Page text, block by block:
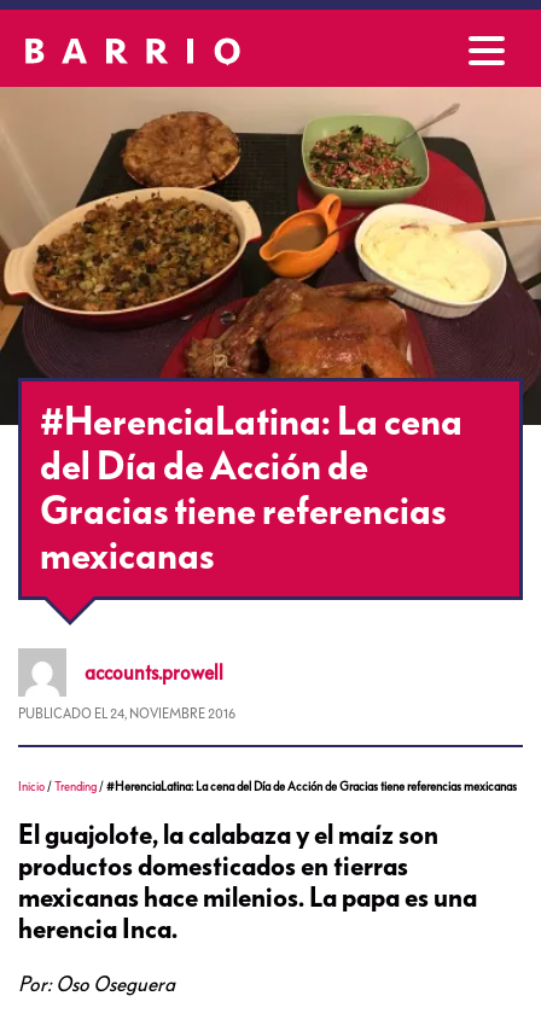
#HerenciaLatina: La cena
del Día de Acción de
Gracias tiene referencias
mexicanas
accounts.prowell
PUBLICADO EL 24, NOVIEMBRE 2016
Inicio /Trending /#HerenciaLatina: La cena del Día de Acción de Gracias tiene referencias mexicanas
El guajolote, la calabaza y el maíz son
productos domesticados en tierras
mexicanas hace milenios. La papa es una
herencia Inca.
Por: Oso Oseguera